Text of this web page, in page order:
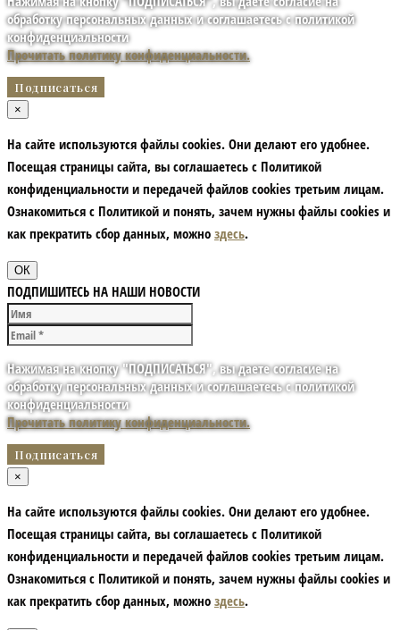
обработку персональных данных и соглашаетесь с политикой
конфиденциальности
Прочитать политику конфиденциальности.
×
На сайте используются файлы cookies. Они делают его удобнее.
Посещая страницы сайта, вы соглашаетесь с Политикой
конфиденциальности и передачей файлов cookies третьим лицам.
Ознакомиться с Политикой и понять, зачем нужны файлы сookies и
как прекратить сбор данных, можно здесь.
ОК
ПОДПИШИТЕСЬ НА НАШИ НОВОСТИ
Нажимая на кнопку "ПОДПИСАТЬСЯ", вы даете согласие на
обработку персональных данных и соглашаетесь с политикой
конфиденциальности
Прочитать политику конфиденциальности.
×
На сайте используются файлы cookies. Они делают его удобнее.
Посещая страницы сайта, вы соглашаетесь с Политикой
конфиденциальности и передачей файлов cookies третьим лицам.
Ознакомиться с Политикой и понять, зачем нужны файлы сookies и
как прекратить сбор данных, можно здесь.